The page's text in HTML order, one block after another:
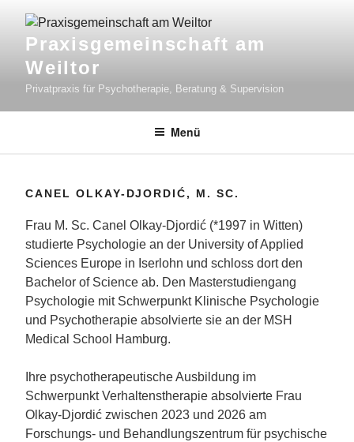
Inhalt
springenPraxisgemeinschaft am
Weiltor
Privatpraxis für Psychotherapie, Beratung & Supervision
Menü
CANEL OLKAY-DJORDIĆ, M. SC.
Frau M. Sc. Canel Olkay-Djordić (*1997 in Witten)
studierte Psychologie an der University of Applied
Sciences Europe in Iserlohn und schloss dort den
Bachelor of Science ab. Den Masterstudiengang
Psychologie mit Schwerpunkt Klinische Psychologie
und Psychotherapie absolvierte sie an der MSH
Medical School Hamburg.
Ihre psychotherapeutische Ausbildung im
Schwerpunkt Verhaltenstherapie absolvierte Frau
Olkay-Djordić zwischen 2023 und 2026 am
Forschungs- und Behandlungszentrum für psychische